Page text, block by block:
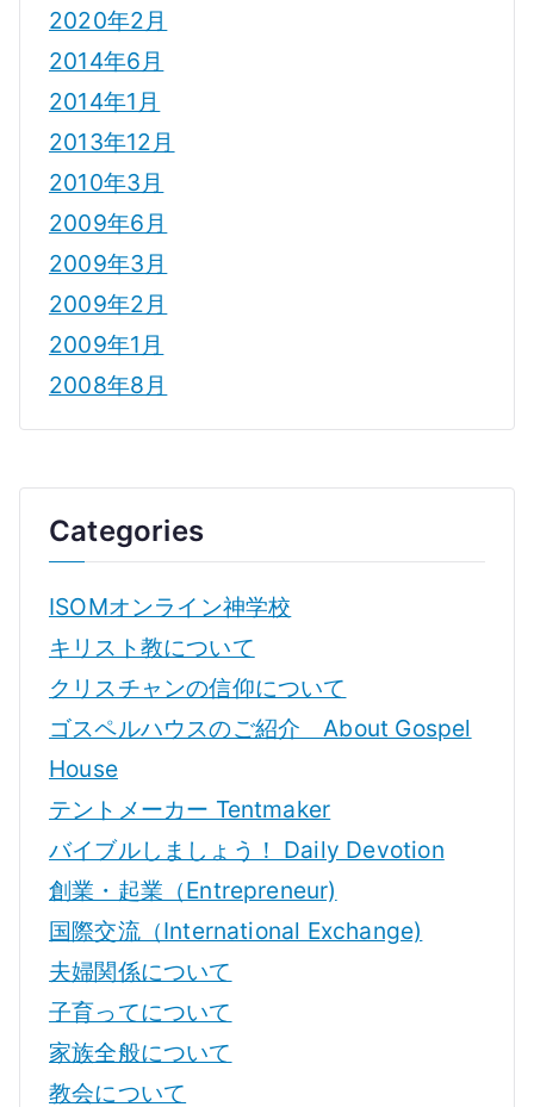
2020年2月
2014年6月
2014年1月
2013年12月
2010年3月
2009年6月
2009年3月
2009年2月
2009年1月
2008年8月
Categories
ISOMオンライン神学校
キリスト教について
クリスチャンの信仰について
ゴスペルハウスのご紹介 About Gospel
House
テントメーカー Tentmaker
バイブルしましょう！ Daily Devotion
創業・起業（Entrepreneur)
国際交流（International Exchange)
夫婦関係について
子育ってについて
家族全般について
教会について